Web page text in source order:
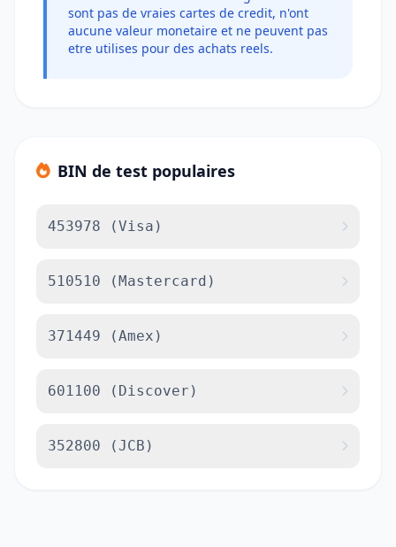
sont pas de vraies cartes de credit, n'ont
aucune valeur monetaire et ne peuvent pas
etre utilises pour des achats reels.
BIN de test populaires
453978 (Visa)
510510 (Mastercard)
371449 (Amex)
601100 (Discover)
352800 (JCB)